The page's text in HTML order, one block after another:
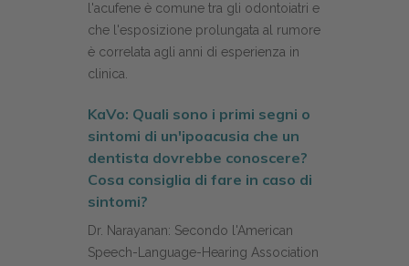
l'acufene è comune tra gli odontoiatri e
che l'esposizione prolungata al rumore
è correlata agli anni di esperienza in
clinica.
KaVo: Quali sono i primi segni o
sintomi di un'ipoacusia che un
dentista dovrebbe conoscere?
Cosa consiglia di fare in caso di
sintomi?
Dr. Narayanan: Secondo l'American
Speech-Language-Hearing Association